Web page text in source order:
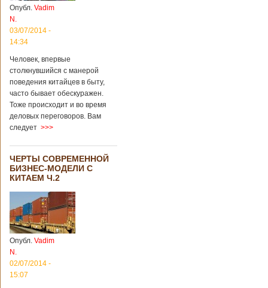
Опубл. Vadim
N.
03/07/2014 -
14:34
Человек, впервые
столкнувшийся с манерой
поведения китайцев в быту,
часто бывает обескуражен.
Тоже происходит и во время
деловых переговоров. Вам
следует >>>
ЧЕРТЫ СОВРЕМЕННОЙ
БИЗНЕС-МОДЕЛИ С
КИТАЕМ Ч.2
Опубл. Vadim
N.
02/07/2014 -
15:07